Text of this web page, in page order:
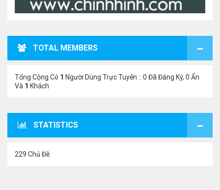
TOTAL MEMBERS
Tổng Cộng Có 1 Người Dùng Trực Tuyến :: 0 Đã Đăng Ký, 0 Ẩn
Và 1 Khách
STATISTICS
229 Chủ Đề